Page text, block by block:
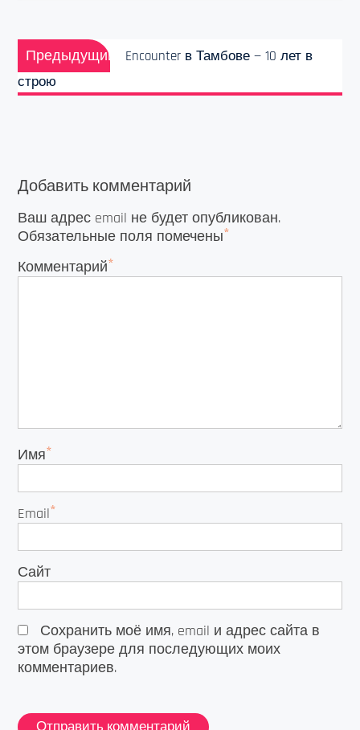
Навигация
по
записям
Предыдущий
Предыдущая
запись:
Encounter в Тамбове — 10 лет в
строю
Добавить комментарий
Ваш адрес email не будет опубликован.
Обязательные поля помечены*
Комментарий*
Имя*
Email*
Сайт
Сохранить моё имя, email и адрес сайта в
этом браузере для последующих моих
комментариев.